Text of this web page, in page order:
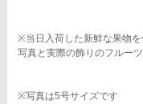
※当日入荷した新鮮な果物
写真と実際の飾りのフルー
※写真は5号サイズです